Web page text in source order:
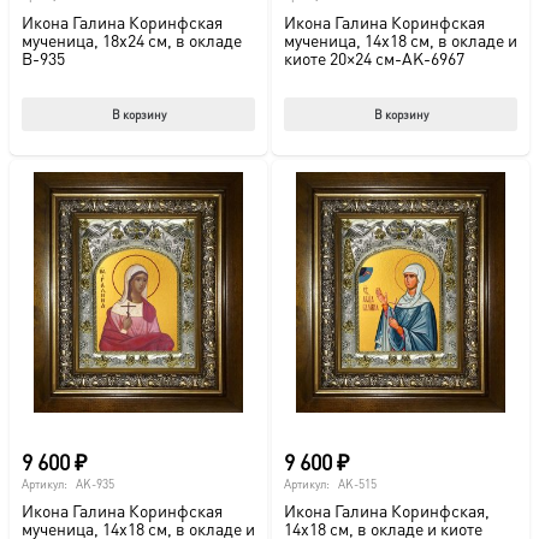
Икона Галина Коринфская
мученица, 18х24 см, в окладе
B-935
В корзину
Икона Галина Коринфская
мученица, 14х18 см, в окладе и
киоте 20×24 см-AK-6967
В корзину
9 600₽
Артикул: AK-935
Икона Галина Коринфская
мученица, 14х18 см, в окладе и
9 600₽
Артикул: AK-515
Икона Галина Коринфская,
14х18 см, в окладе и киоте